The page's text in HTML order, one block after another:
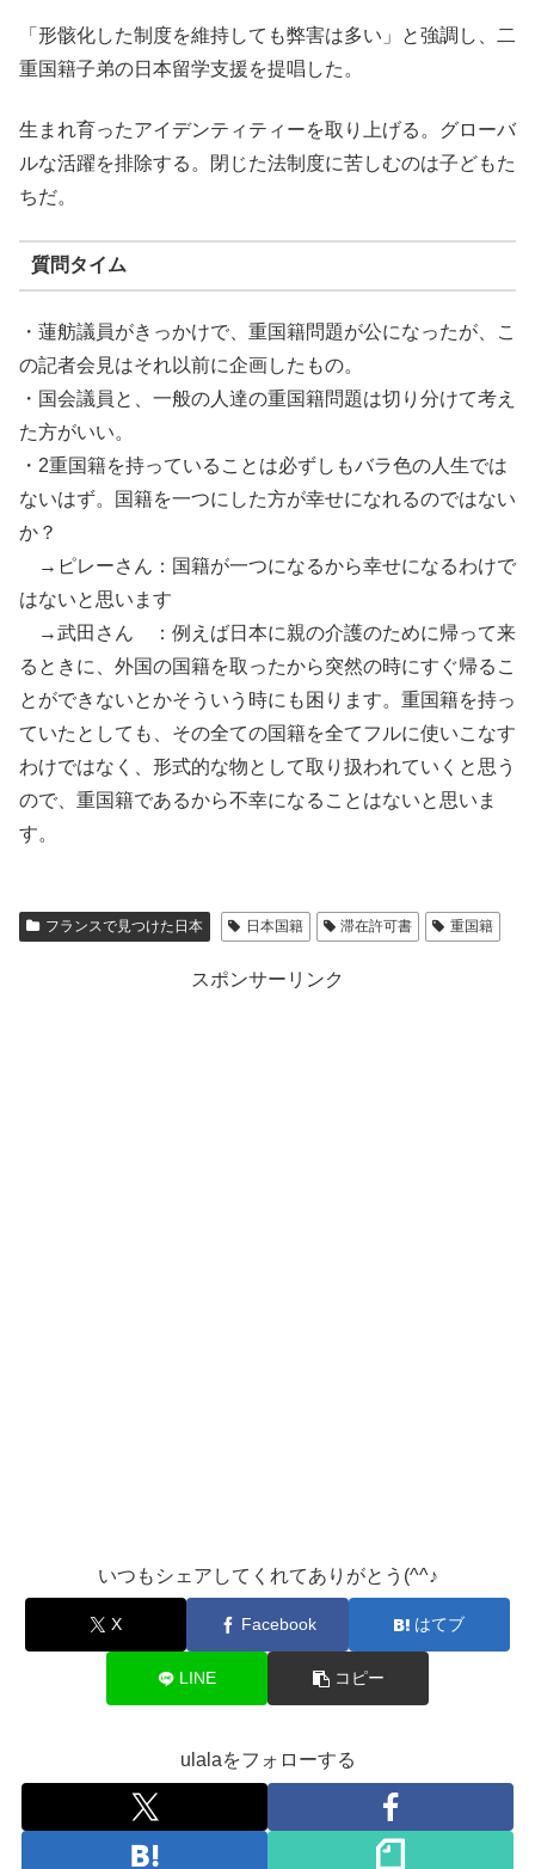
「形骸化した制度を維持しても弊害は多い」と強調し、二
重国籍子弟の日本留学支援を提唱した。
生まれ育ったアイデンティティーを取り上げる。グローバ
ルな活躍を排除する。閉じた法制度に苦しむのは子どもた
ちだ。
質問タイム
・蓮舫議員がきっかけで、重国籍問題が公になったが、こ
の記者会見はそれ以前に企画したもの。
・国会議員と、一般の人達の重国籍問題は切り分けて考え
た方がいい。
・2重国籍を持っていることは必ずしもバラ色の人生では
ないはず。国籍を一つにした方が幸せになれるのではない
か？
→ピレーさん：国籍が一つになるから幸せになるわけで
はないと思います
→武田さん ：例えば日本に親の介護のために帰って来
るときに、外国の国籍を取ったから突然の時にすぐ帰るこ
とができないとかそういう時にも困ります。重国籍を持っ
ていたとしても、その全ての国籍を全てフルに使いこなす
わけではなく、形式的な物として取り扱われていくと思う
ので、重国籍であるから不幸になることはないと思いま
す。
フランスで見つけた日本 日本国籍 滞在許可書 重国籍
スポンサーリンク
いつもシェアしてくれてありがとう(^^♪
X Facebook はてブ
LINE コピー
ulalaをフォローする